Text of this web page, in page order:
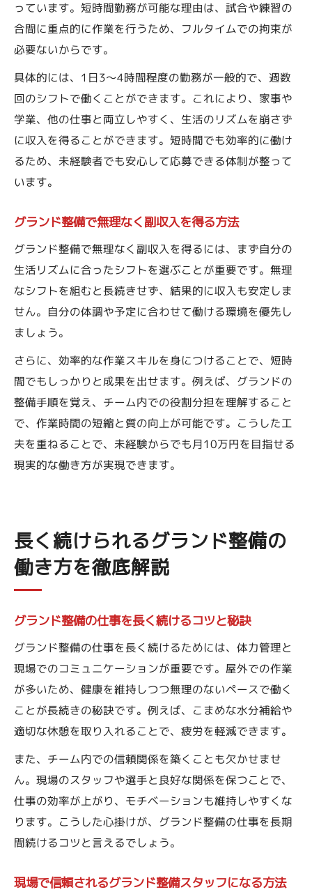
っています。短時間勤務が可能な理由は、試合や練習の
合間に重点的に作業を行うため、フルタイムでの拘束が
必要ないからです。
具体的には、1日3〜4時間程度の勤務が一般的で、週数
回のシフトで働くことができます。これにより、家事や
学業、他の仕事と両立しやすく、生活のリズムを崩さず
に収入を得ることができます。短時間でも効率的に働け
るため、未経験者でも安心して応募できる体制が整って
います。
グランド整備で無理なく副収入を得る方法
グランド整備で無理なく副収入を得るには、まず自分の
生活リズムに合ったシフトを選ぶことが重要です。無理
なシフトを組むと長続きせず、結果的に収入も安定しま
せん。自分の体調や予定に合わせて働ける環境を優先し
ましょう。
さらに、効率的な作業スキルを身につけることで、短時
間でもしっかりと成果を出せます。例えば、グランドの
整備手順を覚え、チーム内での役割分担を理解すること
で、作業時間の短縮と質の向上が可能です。こうした工
夫を重ねることで、未経験からでも月10万円を目指せる
現実的な働き方が実現できます。
長く続けられるグランド整備の
働き方を徹底解説
グランド整備の仕事を長く続けるコツと秘訣
グランド整備の仕事を長く続けるためには、体力管理と
現場でのコミュニケーションが重要です。屋外での作業
が多いため、健康を維持しつつ無理のないペースで働く
ことが長続きの秘訣です。例えば、こまめな水分補給や
適切な休憩を取り入れることで、疲労を軽減できます。
また、チーム内での信頼関係を築くことも欠かせませ
ん。現場のスタッフや選手と良好な関係を保つことで、
仕事の効率が上がり、モチベーションも維持しやすくな
ります。こうした心掛けが、グランド整備の仕事を長期
間続けるコツと言えるでしょう。
現場で信頼されるグランド整備スタッフになる方法